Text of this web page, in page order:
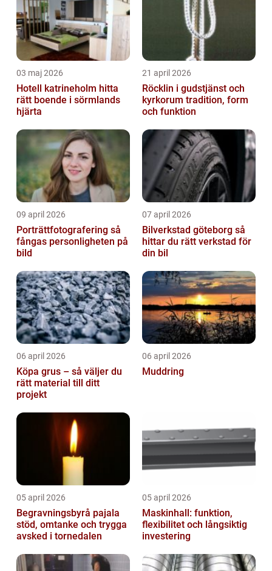
03 maj 2026
Hotell katrineholm hitta
rätt boende i sörmlands
hjärta
21 april 2026
Röcklin i gudstjänst och
kyrkorum tradition, form
och funktion
09 april 2026
Porträttfotografering så
fångas personligheten på
bild
07 april 2026
Bilverkstad göteborg så
hittar du rätt verkstad för
din bil
06 april 2026
Köpa grus – så väljer du
rätt material till ditt
projekt
06 april 2026
Muddring
05 april 2026
Begravningsbyrå pajala
stöd, omtanke och trygga
avsked i tornedalen
05 april 2026
Maskinhall: funktion,
flexibilitet och långsiktig
investering